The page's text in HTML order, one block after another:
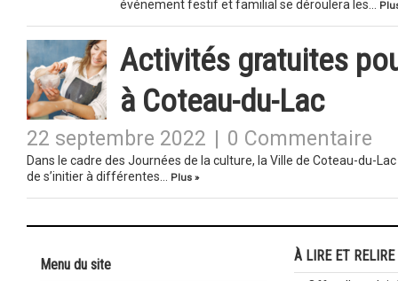
événement festif et familial se déroulera les…
Activités gratuites
à Coteau-du-Lac
22 septembre 2022 0 Commentaire
Dans le cadre des Journées de la culture, la Ville de Coteau-du-
de s’initier à différentes…
Plus »
Menu du site
À LIRE ET RELIRE